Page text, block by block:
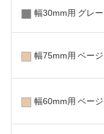
幅30mm用 グレー
幅75mm用 ベージ
幅60mm用 ベージ